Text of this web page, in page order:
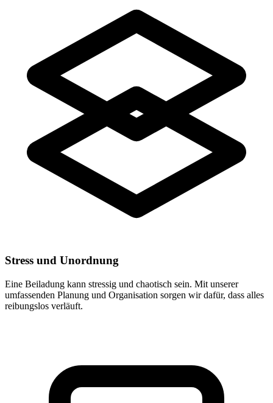
Stress und Unordnung
Eine Beiladung kann stressig und chaotisch sein. Mit unserer
umfassenden Planung und Organisation sorgen wir dafür, dass alles
reibungslos verläuft.